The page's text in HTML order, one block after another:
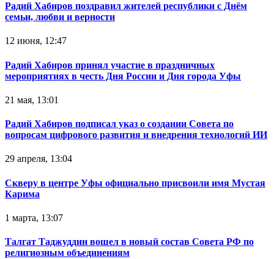
Радий Хабиров поздравил жителей республики с Днём
семьи, любви и верности
12 июня, 12:47
Радий Хабиров принял участие в праздничных
мероприятиях в честь Дня России и Дня города Уфы
21 мая, 13:01
Радий Хабиров подписал указ о создании Совета по
вопросам цифрового развития и внедрения технологий ИИ
29 апреля, 13:04
Скверу в центре Уфы официально присвоили имя Мустая
Карима
1 марта, 13:07
Талгат Таджуддин вошел в новый состав Совета РФ по
религиозным объединениям